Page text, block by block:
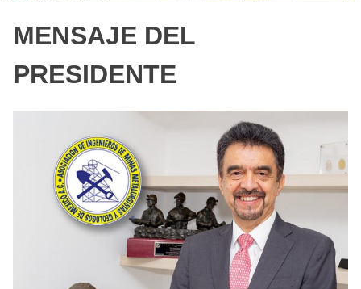
MENSAJE DEL
PRESIDENTE